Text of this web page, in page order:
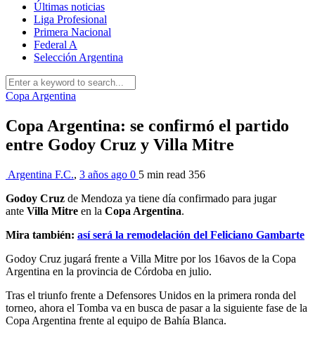
Últimas noticias
Liga Profesional
Primera Nacional
Federal A
Selección Argentina
Copa Argentina
Copa Argentina: se confirmó el partido
entre Godoy Cruz y Villa Mitre
Argentina F.C., 3 años ago 0 5 min read 356
Godoy Cruz de Mendoza ya tiene día confirmado para jugar
ante Villa Mitre en la Copa Argentina.
Mira también: así será la remodelación del Feliciano Gambarte
Godoy Cruz jugará frente a Villa Mitre por los 16avos de la Copa
Argentina en la provincia de Córdoba en julio.
Tras el triunfo frente a Defensores Unidos en la primera ronda del
torneo, ahora el Tomba va en busca de pasar a la siguiente fase de la
Copa Argentina frente al equipo de Bahía Blanca.